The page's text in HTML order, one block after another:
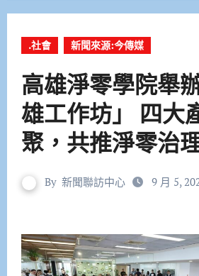
.社會 新聞來源:今傳媒
高雄淨零學院舉
雄工作坊」 四大
聚，共推淨零治
By 新聞聯訪中心 9 月 5,